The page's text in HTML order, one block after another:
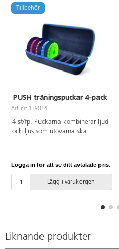
Tillbehör
PUSH träningspuckar 4-pack
Art.nr: 139014
4 st/fp. Puckarna kombinerar ljud
och ljus som utövarna ska
utövare. Puckarna är
återuppladdningsbara och
batterierna håller för ca 8
Logga in för att se ditt avtalade pris.
Lägg i varukorgen
Liknande produkter